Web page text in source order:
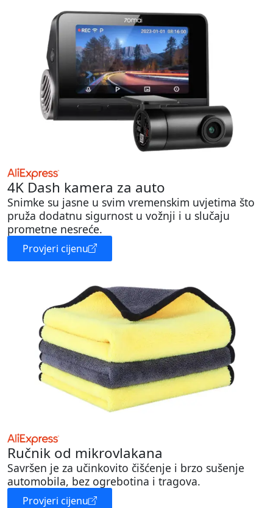
4K Dash kamera za auto
Snimke su jasne u svim vremenskim uvjetima što
pruža dodatnu sigurnost u vožnji i u slučaju
prometne nesreće.
Provjeri cijenu
Ručnik od mikrovlakana
Savršen je za učinkovito čišćenje i brzo sušenje
automobila, bez ogrebotina i tragova.
Provjeri cijenu